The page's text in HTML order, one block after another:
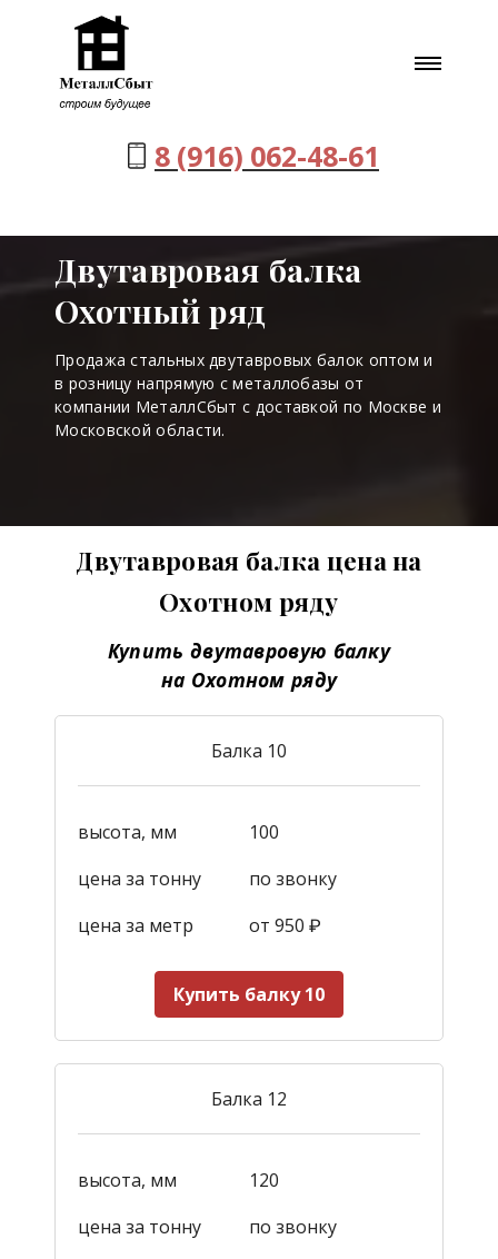
8 (916) 062-48-61
Двутавровая балка
Охотный ряд
Продажа стальных двутавровых балок оптом и
в розницу напрямую с металлобазы от
компании МеталлСбыт с доставкой по Москве и
Московской области.
Двутавровая балка цена на
Охотном ряду
Купить двутавровую балку
на Охотном ряду
Балка 10
высота, мм
100
цена за тонну
по звонку
цена за метр
от 950 ₽
Купить балку 10
Балка 12
высота, мм
120
цена за тонну
по звонку